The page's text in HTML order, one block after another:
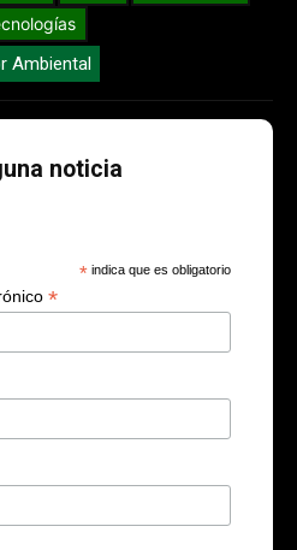
Ambiental
noticia
* indica que es obligatorio
*